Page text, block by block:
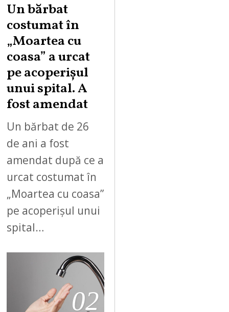
Un bărbat
costumat în
„Moartea cu
coasa” a urcat
pe acoperișul
unui spital. A
fost amendat
Un bărbat de 26
de ani a fost
amendat după ce a
urcat costumat în
„Moartea cu coasa”
pe acoperișul unui
spital…
02